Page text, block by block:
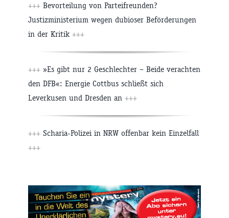
+++ Bevorteilung von Parteifreunden?
Justizministerium wegen dubioser Beförderungen
in der Kritik +++
+++ »Es gibt nur 2 Geschlechter – Beide verachten
den DFB«: Energie Cottbus schließt sich
Leverkusen und Dresden an +++
+++ Scharia-Polizei in NRW offenbar kein Einzelfall
+++